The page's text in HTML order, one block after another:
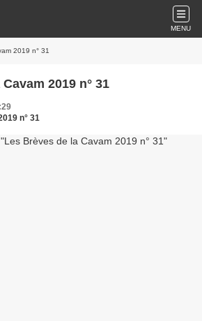
MENU
2019 n° 31
2019 n° 31
n° 31